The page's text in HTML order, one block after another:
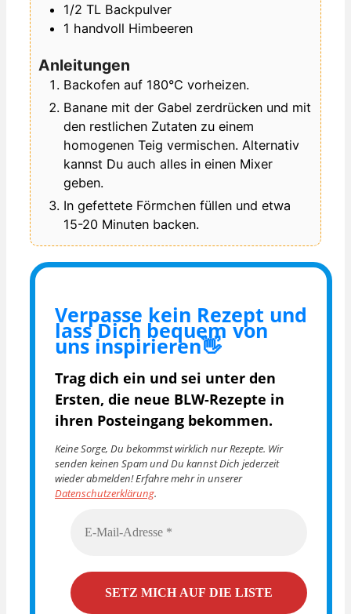
1/2 TL Backpulver
1 handvoll Himbeeren
Anleitungen
Backofen auf 180°C vorheizen.
Banane mit der Gabel zerdrücken und mit
den restlichen Zutaten zu einem
homogenen Teig vermischen. Alternativ
kannst Du auch alles in einen Mixer
geben.
In gefettete Förmchen füllen und etwa
15-20 Minuten backen.
Verpasse kein Rezept und
lass Dich bequem von
uns inspirieren👋
Trag dich ein und sei unter den
Ersten, die neue BLW-Rezepte in
ihren Posteingang bekommen.
Keine Sorge, Du bekommst wirklich nur Rezepte. Wir
senden keinen Spam und Du kannst Dich jederzeit
wieder abmelden! Erfahre mehr in unserer
Datenschutzerklärung.